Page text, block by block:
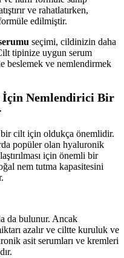
ve rahatlatırken,
edilmiştir.
seçimi, cildinizin daha
tipinize uygun serum
beslemek ve nemlendirmek
Nemlendirici Bir
bir cilt için oldukça önemlidir.
popüler olan hyaluronik
için önemli bir
nem tutma kapasitesini
da bulunur. Ancak
azalır ve ciltte kuruluk ve
asit serumları ve kremleri